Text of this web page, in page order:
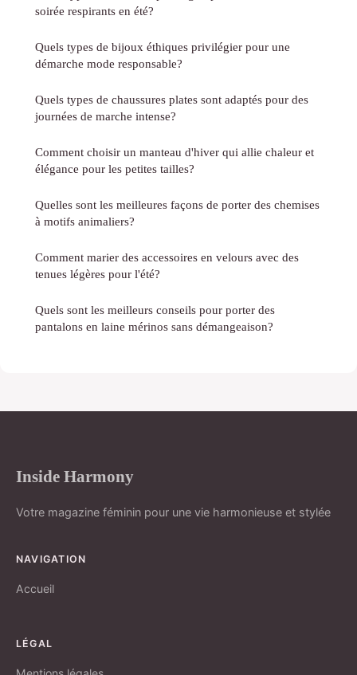
soirée respirants en été?
Quels types de bijoux éthiques privilégier pour une
démarche mode responsable?
Quels types de chaussures plates sont adaptés pour des
journées de marche intense?
Comment choisir un manteau d'hiver qui allie chaleur et
élégance pour les petites tailles?
Quelles sont les meilleures façons de porter des chemises
à motifs animaliers?
Comment marier des accessoires en velours avec des
tenues légères pour l'été?
Quels sont les meilleurs conseils pour porter des
pantalons en laine mérinos sans démangeaison?
Inside Harmony
Votre magazine féminin pour une vie harmonieuse et stylée
NAVIGATION
Accueil
LÉGAL